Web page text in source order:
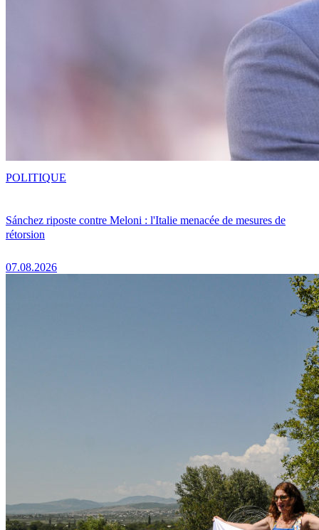
Sánchez riposte contre Meloni : l'Italie menacée de mesures de
rétorsion
07.08.2026
POLITIQUE